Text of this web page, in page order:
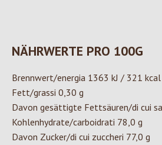
NÄHRWERTE PRO 100G
Brennwert/energia 1363 kJ / 321 kcal
Fett/grassi 0,30 g
Davon gesättigte Fettsäuren/di cui
Kohlenhydrate/carboidrati 78,0 g
Davon Zucker/di cui zuccheri 77,0 g